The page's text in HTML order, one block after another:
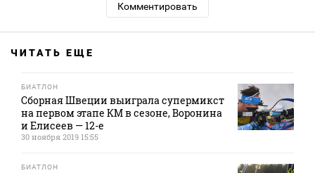
Комментировать
ЧИТАТЬ ЕЩЕ
БИАТЛОН
Сборная Швеции выиграла супермикст
на первом этапе КМ в сезоне, Воронина
и Елисеев — 12-е
30 ноября 2019 15:55
БИАТЛОН